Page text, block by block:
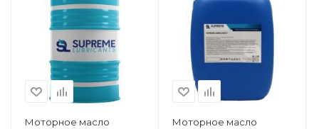
Моторное масло
Моторное масло